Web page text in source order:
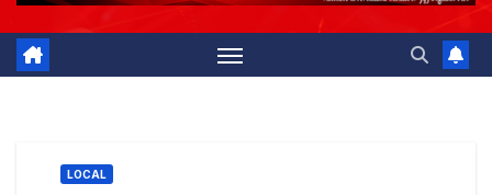
LOCAL